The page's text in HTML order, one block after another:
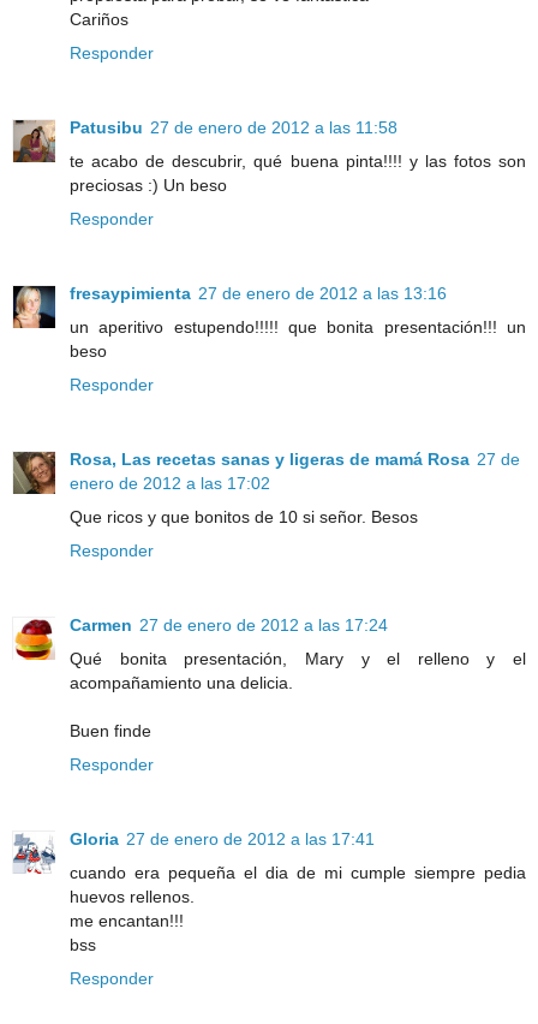
Cariños
Responder
Patusibu 27 de enero de 2012 a las 11:58
te acabo de descubrir, qué buena pinta!!!! y las fotos son
preciosas :) Un beso
Responder
fresaypimienta 27 de enero de 2012 a las 13:16
un aperitivo estupendo!!!!! que bonita presentación!!! un
beso
Responder
Rosa, Las recetas sanas y ligeras de mamá Rosa 27 de
enero de 2012 a las 17:02
Que ricos y que bonitos de 10 si señor. Besos
Responder
Carmen 27 de enero de 2012 a las 17:24
Qué bonita presentación, Mary y el relleno y el
acompañamiento una delicia.
Buen finde
Responder
Gloria 27 de enero de 2012 a las 17:41
cuando era pequeña el dia de mi cumple siempre pedia
huevos rellenos.
me encantan!!!
bss
Responder